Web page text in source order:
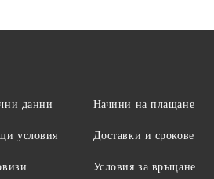
данни
условия
Начини на плащане
Доставки и срокове
Условия за връщане